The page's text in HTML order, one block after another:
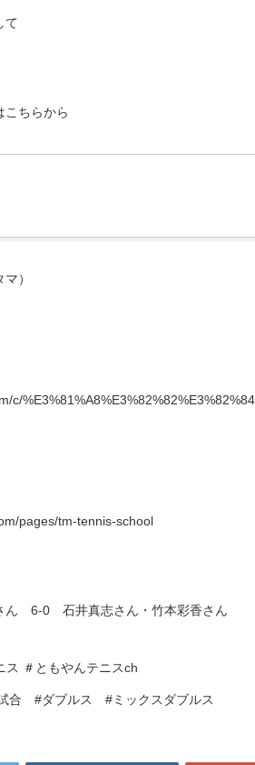
て
こちらから
）
c/
pages/tm-tennis-school
ん 6-0 石井真志さん・竹本彩香さん
ス ＃ともやんテニスch
合 #ダブルス #ミックスダブルス